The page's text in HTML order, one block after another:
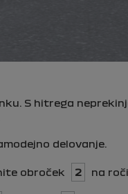
S hitrega
delovanje.
obroček 2 na